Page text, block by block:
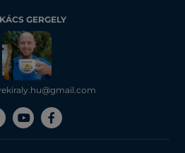
GERGELY